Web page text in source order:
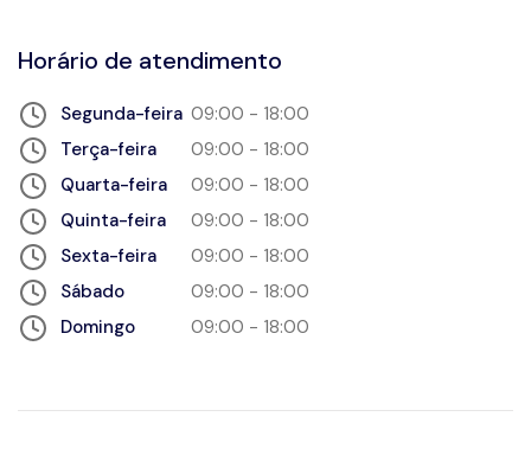
Horário de atendimento
Segunda-feira 09:00 - 18:00
Terça-feira
09:00 - 18:00
Quarta-feira
09:00 - 18:00
Quinta-feira
09:00 - 18:00
Sexta-feira
09:00 - 18:00
Sábado
09:00 - 18:00
Domingo
09:00 - 18:00